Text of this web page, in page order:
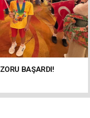
BAŞARDI!